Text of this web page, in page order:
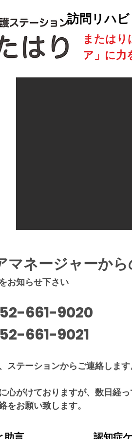
またはり
ア」に力
訪問リハ
マネージャーか
お知らせ下さい
661-9020
661-9021
ステーションからご連絡します
心がけておりますが、数日経っ
をお願い致します。